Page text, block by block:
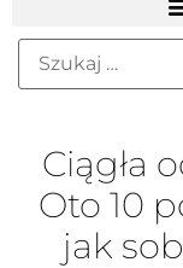
Ciągła
Oto 10
jak